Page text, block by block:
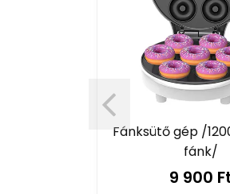
/1200W, 7 mini
Átfolyós